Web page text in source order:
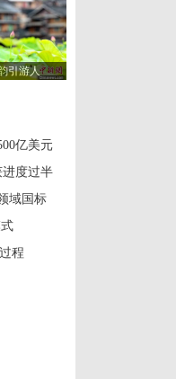
引游人
亿美元
度过半
域国标
程